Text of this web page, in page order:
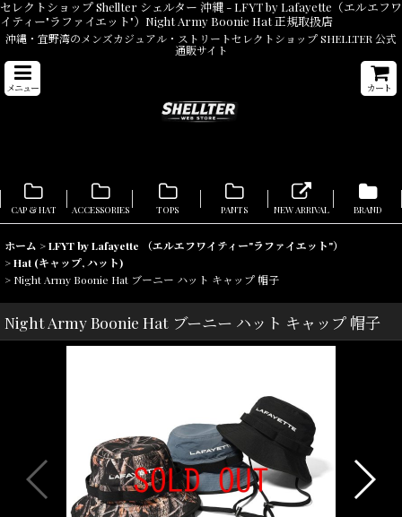
セレクトショップ Shellter シェルター 沖縄 - LFYT by Lafayette（エルエフワ
イティー"ラファイエット"）Night Army Boonie Hat 正規取扱店
沖縄・宜野湾のメンズカジュアル・ストリートセレクトショップ SHELLTER 公式
通販サイト
メニュー カート
CAP & HAT ACCESSORIES TOPS PANTS NEW ARRIVAL BRAND
ホーム >LFYT by Lafayette （エルエフワイティー"ラファイエット"）
>Hat (キャップ, ハット)
> Night Army Boonie Hat ブーニー ハット キャップ 帽子
Night Army Boonie Hat ブーニー ハット キャップ 帽子